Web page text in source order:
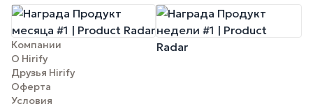
Компании
О Hirify
Друзья Hirify
Оферта
Условия